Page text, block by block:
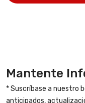
Mantente
* Suscríbase a nuestro
anticipados,